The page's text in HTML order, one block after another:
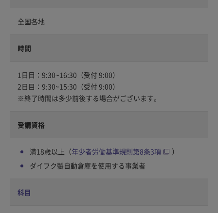
全国各地
時間
1日目：9:30~16:30（受付 9:00）
2日目：9:30~15:30（受付 9:00）
※終了時間は多少前後する場合がございます。
受講資格
満18歳以上（年少者労働基準規則第8条3項
）
ダイフク製自動倉庫を使用する事業者
科目